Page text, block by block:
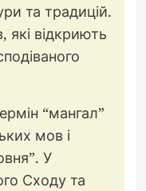
та традицій.
які відкриють
“мангал”
мов і
У
Сходу та